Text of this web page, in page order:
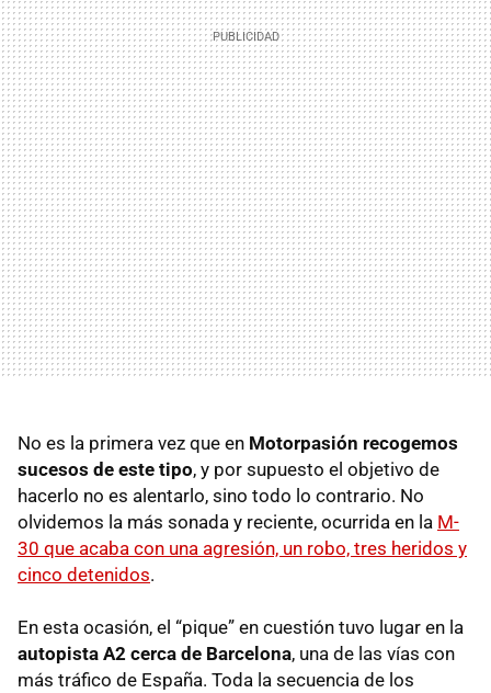
No es la primera vez que en Motorpasión recogemos
sucesos de este tipo, y por supuesto el objetivo de
hacerlo no es alentarlo, sino todo lo contrario. No
olvidemos la más sonada y reciente, ocurrida en la M-
30 que acaba con una agresión, un robo, tres heridos y
cinco detenidos.
En esta ocasión, el “pique” en cuestión tuvo lugar en la
autopista A2 cerca de Barcelona, una de las vías con
más tráfico de España. Toda la secuencia de los